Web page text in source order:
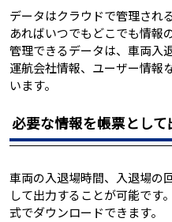
データはクラウドで管理され
あればいつでもどこでも情報
管理できるデータは、車両入
運航会社情報、ユーザー情報
います。
必要な情報を帳票として
車両の入退場時間、入退場の
して出力することが可能です
式でダウンロードできます。